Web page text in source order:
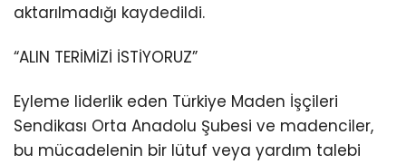
aktarılmadığı kaydedildi.
“ALIN TERİMİZİ İSTİYORUZ”
Eyleme liderlik eden Türkiye Maden İşçileri
Sendikası Orta Anadolu Şubesi ve madenciler,
bu mücadelenin bir lütuf veya yardım talebi